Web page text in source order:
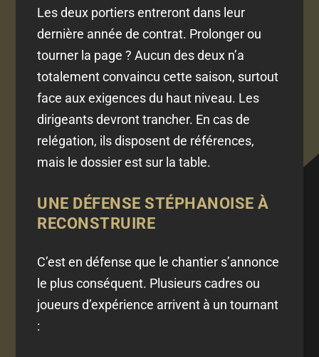
Les deux portiers entreront dans leur
dernière année de contrat. Prolonger ou
tourner la page ? Aucun des deux n’a
totalement convaincu cette saison, surtout
face aux exigences du haut niveau. Les
dirigeants devront trancher. En cas de
relégation, ils disposent de références,
mais le dossier est sur la table.
UNE DÉFENSE STÉPHANOISE À
RECONSTRUIRE
C’est en défense que le chantier s’annonce
le plus conséquent. Plusieurs cadres ou
joueurs d’expérience arrivent à un tournant
: